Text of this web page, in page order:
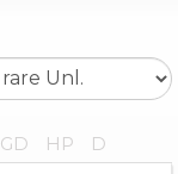
GD HP D